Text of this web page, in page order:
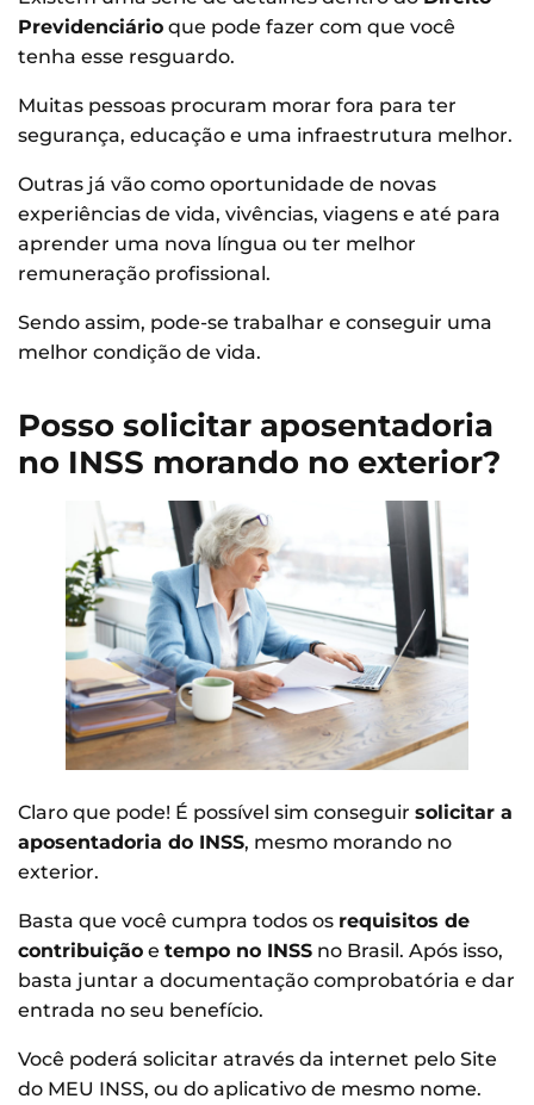
Previdenciário que pode fazer com que você
tenha esse resguardo.
Muitas pessoas procuram morar fora para ter
segurança, educação e uma infraestrutura melhor.
Outras já vão como oportunidade de novas
experiências de vida, vivências, viagens e até para
aprender uma nova língua ou ter melhor
remuneração profissional.
Sendo assim, pode-se trabalhar e conseguir uma
melhor condição de vida.
Posso solicitar aposentadoria
no INSS morando no exterior?
Claro que pode! É possível sim conseguir solicitar a
aposentadoria do INSS, mesmo morando no
exterior.
Basta que você cumpra todos os requisitos de
contribuição e tempo no INSS no Brasil. Após isso,
basta juntar a documentação comprobatória e dar
entrada no seu benefício.
Você poderá solicitar através da internet pelo Site
do MEU INSS, ou do aplicativo de mesmo nome.